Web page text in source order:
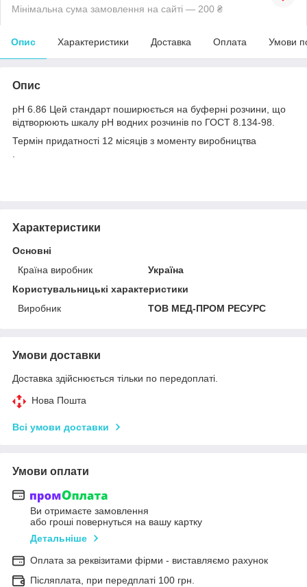
Мінімальна сума замовлення на сайті — 200 ₴
Опис Характеристики Доставка Оплата Умови
Опис
рН 6.86 Цей стандарт поширюється на буферні розчини, що
відтворюють шкалу рН водних розчинів по ГОСТ 8.134-98.
Термін придатності 12 місяців з моменту виробництва
Характеристики
Основні
Країна виробник
Україна
Користувальницькі характеристики
Виробник
ТОВ МЕД-ПРОМ РЕСУРС
Умови доставки
Доставка здійснюється тільки по передоплаті.
Нова Пошта
Всі умови доставки
Умови оплати
Ви отримаєте замовлення
або гроші повернуться на вашу картку
Детальніше
Оплата за реквізитами фірми - виставляємо рахунок
Післяплата, при передплаті 100 грн.